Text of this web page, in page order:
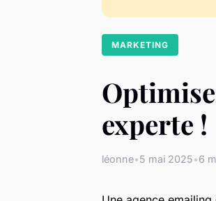
MARKETING
experte !
léonne•5 mai 2025•6